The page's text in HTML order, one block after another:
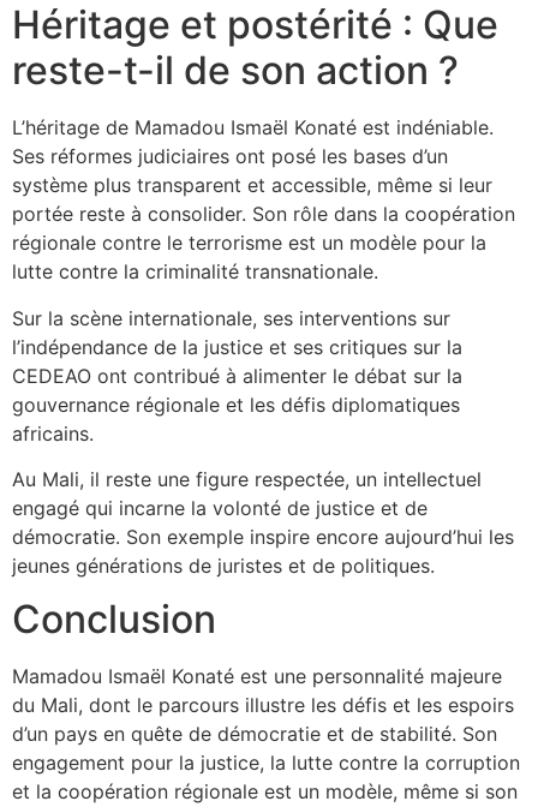
Héritage et postérité : Que
reste-t-il de son action ?
L’héritage de Mamadou Ismaël Konaté est indéniable.
Ses réformes judiciaires ont posé les bases d’un
système plus transparent et accessible, même si leur
portée reste à consolider. Son rôle dans la coopération
régionale contre le terrorisme est un modèle pour la
lutte contre la criminalité transnationale.
Sur la scène internationale, ses interventions sur
l’indépendance de la justice et ses critiques sur la
CEDEAO ont contribué à alimenter le débat sur la
gouvernance régionale et les défis diplomatiques
africains.
Au Mali, il reste une figure respectée, un intellectuel
engagé qui incarne la volonté de justice et de
démocratie. Son exemple inspire encore aujourd’hui les
jeunes générations de juristes et de politiques.
Conclusion
Mamadou Ismaël Konaté est une personnalité majeure
du Mali, dont le parcours illustre les défis et les espoirs
d’un pays en quête de démocratie et de stabilité. Son
engagement pour la justice, la lutte contre la corruption
et la coopération régionale est un modèle, même si son